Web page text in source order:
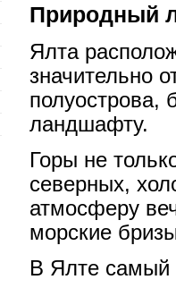
Природный
Ялта
значительно
полуострова,
ландшафту.
Горы не
северных,
атмосферу
морские
В Ялте самый